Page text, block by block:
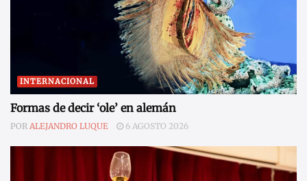
INTERNACIONAL
Formas de decir ‘ole’ en alemán
POR ALEJANDRO LUQUE 6 AGOSTO 2026